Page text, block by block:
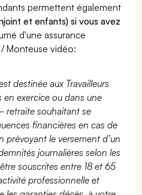
permettent également
et enfants) si vous avez
d'une assurance
Monteuse vidéo:
destinée aux Travailleurs
exercice ou dans une
retraite souhaitant se
financières en cas de
prévoyant le versement d’un
journalières selon les
souscrites entre 18 et 65
professionnelle et